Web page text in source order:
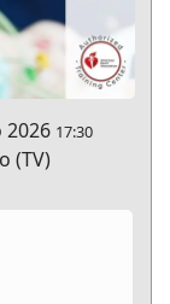
2026 17:30
(TV)